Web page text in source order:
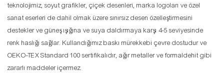
teknolojimiz, soyut grafikler, çiçek desenleri, marka logoları ve özel
sanat eserleri de dahil olmak üzere sınırsız desen özelleştirmesini
destekler ve güneş ışığına ve suya daldırmaya karşı 4-5 seviyesinde
renk haslığı sağlar. Kullandığımız baskı mürekkebi çevre dostudur ve
OEKO-TEX Standard 100 sertifikalıdır, ağır metaller ve formaldehit gibi
zararlı maddeler içermez.